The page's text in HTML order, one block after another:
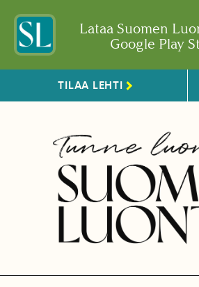
Lataa Suomen
Google Play
TILAA LEHTI